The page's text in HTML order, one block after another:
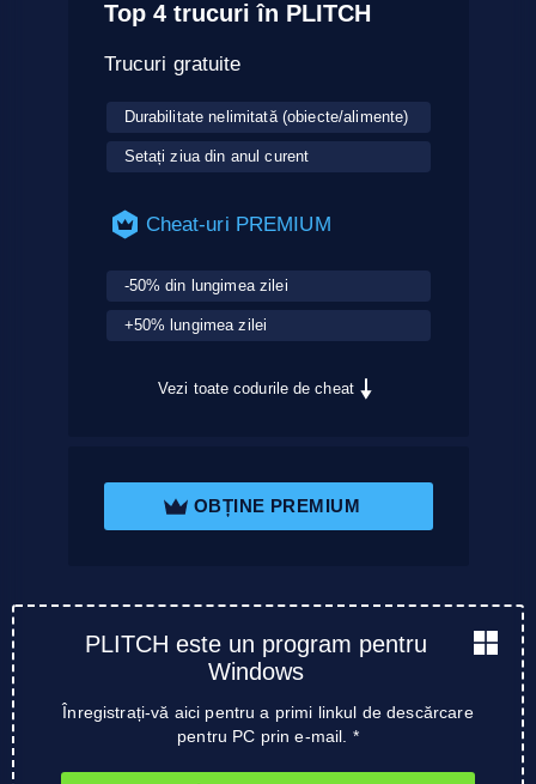
Top 4 trucuri în PLITCH
Trucuri gratuite
Durabilitate nelimitată (obiecte/alimente)
Setați ziua din anul curent
Cheat-uri PREMIUM
-50% din lungimea zilei
+50% lungimea zilei
Vezi toate codurile de cheat
OBȚINE PREMIUM
PLITCH este un program pentru
Windows
Înregistrați-vă aici pentru a primi linkul de descărcare
pentru PC prin e-mail. *